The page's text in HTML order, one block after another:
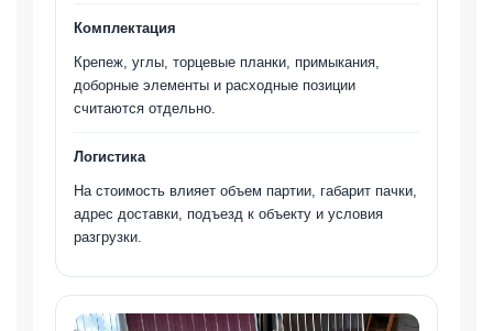
Комплектация
Крепеж, углы, торцевые планки, примыкания,
доборные элементы и расходные позиции
считаются отдельно.
Логистика
На стоимость влияет объем партии, габарит пачки,
адрес доставки, подъезд к объекту и условия
разгрузки.